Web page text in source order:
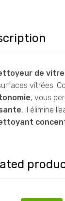
de
vitrées.
, vous
, il élimine